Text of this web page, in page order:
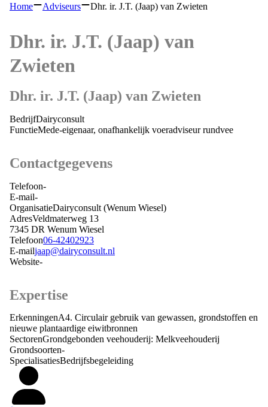
Home Adviseurs Dhr. ir. J.T. (Jaap) van Zwieten
Dhr. ir. J.T. (Jaap) van
Zwieten
Dhr. ir. J.T. (Jaap) van Zwieten
BedrijfDairyconsult
FunctieMede-eigenaar, onafhankelijk voeradviseur rundvee
Contactgegevens
Telefoon-
E-mail-
OrganisatieDairyconsult (Wenum Wiesel)
AdresVeldmaterweg 13
7345 DR Wenum Wiesel
Telefoon06-42402923
E-mailjaap@dairyconsult.nl
Website-
Expertise
ErkenningenA4. Circulair gebruik van gewassen, grondstoffen en
nieuwe plantaardige eiwitbronnen
SectorenGrondgebonden veehouderij: Melkveehouderij
Grondsoorten-
SpecialisatiesBedrijfsbegeleiding